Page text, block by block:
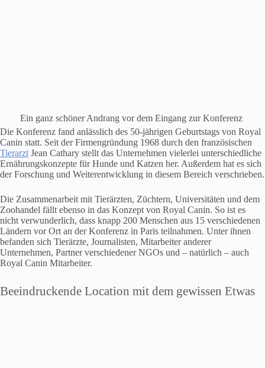
Ein ganz schöner Andrang vor dem Eingang zur Konferenz
Die Konferenz fand anlässlich des 50-jährigen Geburtstags von Royal
Canin statt. Seit der Firmengründung 1968 durch den französischen
Tierarzt Jean Cathary stellt das Unternehmen vielerlei unterschiedliche
Ernährungskonzepte für Hunde und Katzen her. Außerdem hat es sich
der Forschung und Weiterentwicklung in diesem Bereich verschrieben.
Die Zusammenarbeit mit Tierärzten, Züchtern, Universitäten und dem
Zoohandel fällt ebenso in das Konzept von Royal Canin. So ist es
nicht verwunderlich, dass knapp 200 Menschen aus 15 verschiedenen
Ländern vor Ort an der Konferenz in Paris teilnahmen. Unter ihnen
befanden sich Tierärzte, Journalisten, Mitarbeiter anderer
Unternehmen, Partner verschiedener NGOs und – natürlich – auch
Royal Canin Mitarbeiter.
Beeindruckende Location mit dem gewissen Etwas